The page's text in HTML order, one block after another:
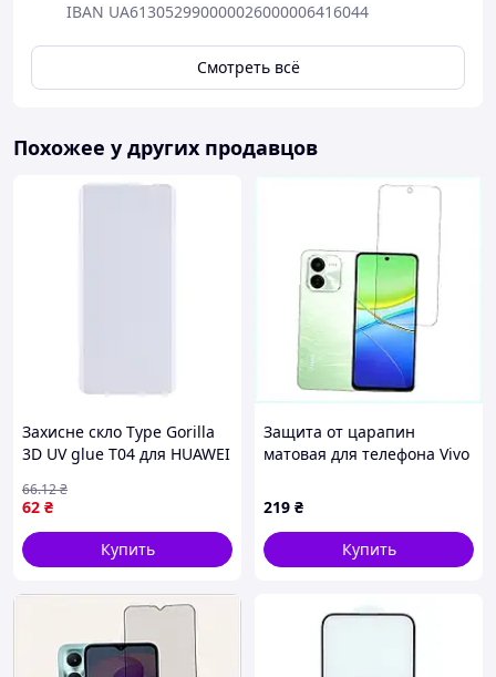
IBAN UA613052990000026000006416044
Смотреть всё
Похожее у других продавцов
Захисне скло Type Gorilla
3D UV glue T04 для HUAWEI
(17012449)
62 ₴
66.12₴
Купить
Защита от царапин
матовая для телефона Vivo
219 ₴
Купить